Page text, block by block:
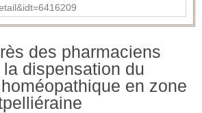
des pharmaciens
dispensation du
en zone